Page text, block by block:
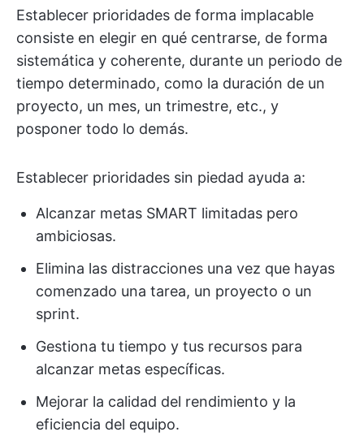
Establecer prioridades de forma implacable
consiste en elegir en qué centrarse, de forma
sistemática y coherente, durante un periodo de
tiempo determinado, como la duración de un
proyecto, un mes, un trimestre, etc., y
posponer todo lo demás.
Establecer prioridades sin piedad ayuda a:
Alcanzar metas SMART limitadas pero
ambiciosas.
Elimina las distracciones una vez que hayas
comenzado una tarea, un proyecto o un
sprint.
Gestiona tu tiempo y tus recursos para
alcanzar metas específicas.
Mejorar la calidad del rendimiento y la
eficiencia del equipo.